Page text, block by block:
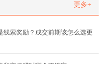
更多+
索奖励？成交前期该怎么选更